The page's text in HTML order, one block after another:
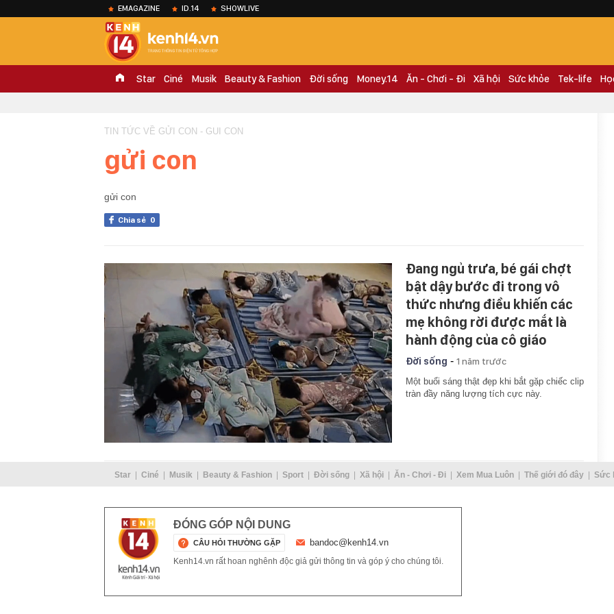
EMAGAZINE ID.14 SHOWLIVE
Star Ciné Musik Beauty & Fashion Đời sống Money.14 Ăn - Chơi - Đi Xã hội Sức khỏe Tek-life
TIN TỨC VỀ GỬI CON - GUI CON
gửi con
gửi con
Chia sẻ 0
Đang ngủ trưa, bé gái chợt
bật dậy bước đi trong vô
thức nhưng điều khiến các
mẹ không rời được mắt là
hành động của cô giáo
Đời sống - 1 năm trước
Một buổi sáng thật đẹp khi bắt gặp chiếc clip
tràn đầy năng lượng tích cực này.
Star Ciné Musik Beauty & Fashion Sport Đời sống Xã hội Ăn - Chơi - Đi Xem Mua Luôn Thế giới đó đây Sức
ĐÓNG GÓP NỘI DUNG
CÂU HỎI THƯỜNG GẶP bandoc@kenh14.vn
Kenh14.vn rất hoan nghênh độc giả gửi thông tin và góp ý cho chúng tôi.